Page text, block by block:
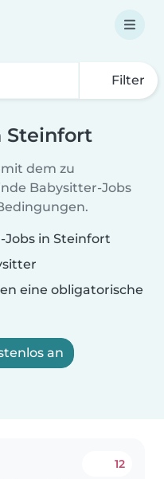
Filter
Steinfort
dem zu
Babysitter-Jobs
in Steinfort
eine obligatorische
an
12